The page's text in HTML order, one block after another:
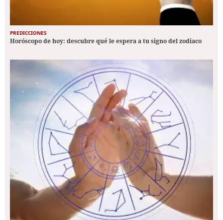
PREDICCIONES
Horóscopo de hoy: descubre qué le espera a tu signo del zodiaco